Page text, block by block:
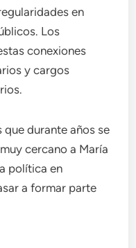
en
Los
conexiones
y cargos
que durante años se
cercano a María
política en
a formar parte